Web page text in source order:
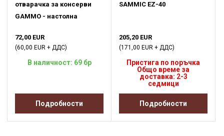
отварачка за консерви
GAMMO - настолна
72,00 EUR
(60,00 EUR + ДДС)
В наличност: 69 бр
Подробности
SAMMIC EZ-40
205,20 EUR
(171,00 EUR + ДДС)
Пристига по поръчка
Общо време за
доставка: 2-3
седмици
Подробности